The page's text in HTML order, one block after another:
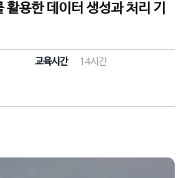
용한 데이터 생성과 처리 기
교육시간
14시간